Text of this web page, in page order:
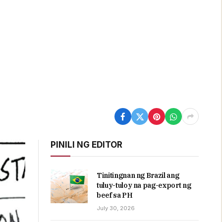
PINILI NG EDITOR
Tinitingnan ng Brazil ang
tuluy-tuloy na pag-export ng
beef sa PH
July 30, 2026